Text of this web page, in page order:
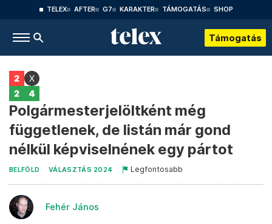
TELEX AFTER G7 KARAKTER TÁMOGATÁS SHOP
Támogatás
Polgármesterjelöltként még
függetlenek, de listán már gond
nélkül képviselnének egy pártot
BELFÖLD VÁLASZTÁS 2024 Legfontosabb
Fehér János